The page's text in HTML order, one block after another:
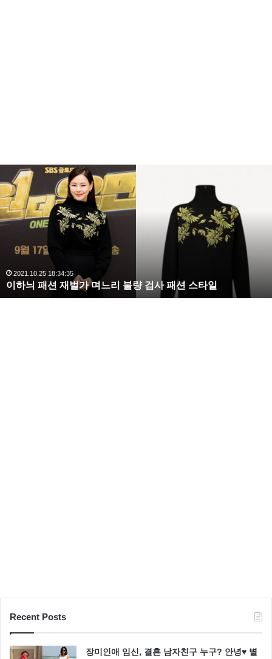
하
늬
패
션
며
느
리
2021.10.25 18:34:35
이하늬 패션 재벌가 며느리 불량 검사 패션 스타일
Recent Posts
장미인애 임신, 결혼 남자친구 누구? 안녕♥ 별